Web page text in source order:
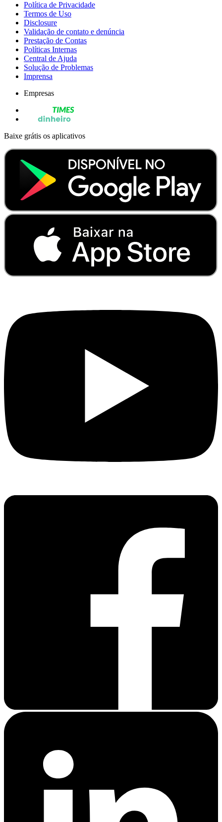
Política de Privacidade
Termos de Uso
Disclosure
Validação de contato e denúncia
Prestação de Contas
Políticas Internas
Central de Ajuda
Solução de Problemas
Imprensa
Empresas
Baixe grátis os aplicativos